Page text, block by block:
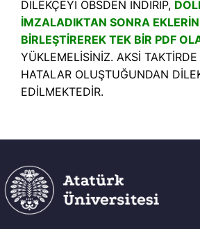
DİLEKÇEYİ OBSDEN İNDİRİP,
İMZALADIKTAN SONRA
BİRLEŞTİREREK TEK BİR PDF
YÜKLEMELİSİNİZ. AKSİ TAKTİRDE
HATALAR OLUŞTUĞUNDAN
EDİLMEKTEDİR.